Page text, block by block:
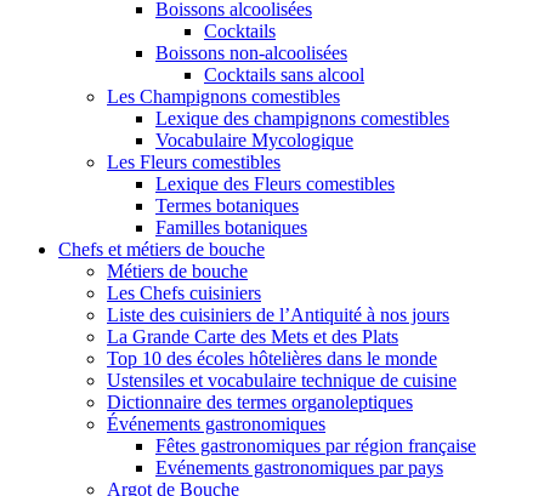
Boissons alcoolisées
Cocktails
Boissons non-alcoolisées
Cocktails sans alcool
Les Champignons comestibles
Lexique des champignons comestibles
Vocabulaire Mycologique
Les Fleurs comestibles
Lexique des Fleurs comestibles
Termes botaniques
Familles botaniques
Chefs et métiers de bouche
Métiers de bouche
Les Chefs cuisiniers
Liste des cuisiniers de l’Antiquité à nos jours
La Grande Carte des Mets et des Plats
Top 10 des écoles hôtelières dans le monde
Ustensiles et vocabulaire technique de cuisine
Dictionnaire des termes organoleptiques
Événements gastronomiques
Fêtes gastronomiques par région française
Evénements gastronomiques par pays
Argot de Bouche